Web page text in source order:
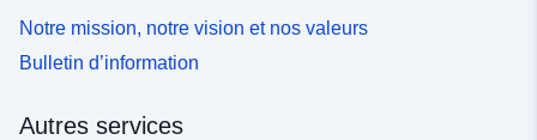
Notre mission, notre vision et nos valeurs
Bulletin d’information
Autres services